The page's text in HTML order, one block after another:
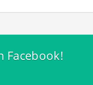
Facebook!